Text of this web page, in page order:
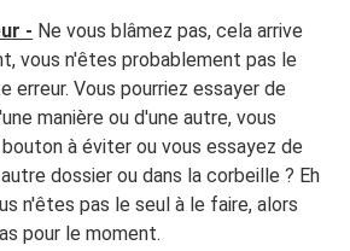
- Ne vous blâmez pas, cela arrive
vous n'êtes probablement pas le
erreur. Vous pourriez essayer de
manière ou d'une autre, vous
à éviter ou vous essayez de
dossier ou dans la corbeille ? Eh
n'êtes pas le seul à le faire, alors
pour le moment.